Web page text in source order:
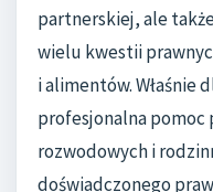
partnerskiej, ale
wielu kwestii
i alimentów. Właśnie
profesjonalna pomoc
rozwodowych i
doświadczonego